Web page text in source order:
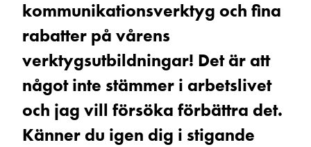
kommunikationsverktyg och fina
rabatter på vårens
verktygsutbildningar! Det är att
något inte stämmer i arbetslivet
och jag vill försöka förbättra det.
Känner du igen dig i stigande